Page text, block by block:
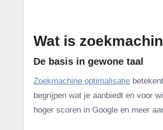
Wat is
De basis in gewone taal
Zoekmachine optimalisatie
begrijpen wat je aanbiedt en voor
hoger scoren in Google en meer